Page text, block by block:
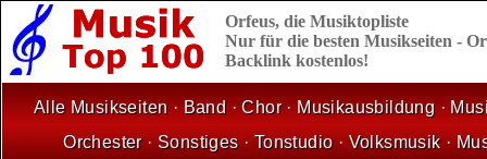
Orfeus, die Musiktopliste
Nur für die besten Musikseiten -
Backlink kostenlos!
Alle Musikseiten · Band ·Chor· Musikausbildung ·
Orchester· Sonstiges· Tonstudio· Volksmusik·